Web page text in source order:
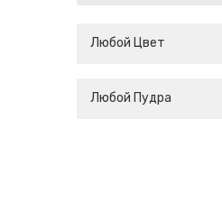
Любой Цвет
Любой Пудра